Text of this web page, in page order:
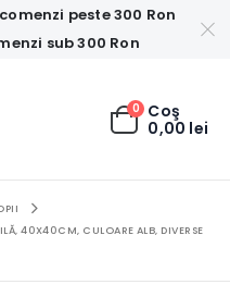
comenzi peste 300 Ron
sub 300 Ron
0 Coş
0,00 lei
40X40CM, CULOARE ALB, DIVERSE